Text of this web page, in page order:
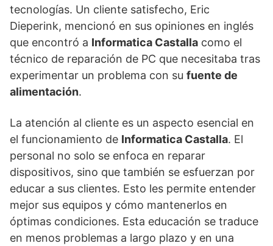
tecnologías. Un cliente satisfecho, Eric
Dieperink, mencionó en sus opiniones en inglés
que encontró a Informatica Castalla como el
técnico de reparación de PC que necesitaba tras
experimentar un problema con su fuente de
alimentación.
La atención al cliente es un aspecto esencial en
el funcionamiento de Informatica Castalla. El
personal no solo se enfoca en reparar
dispositivos, sino que también se esfuerzan por
educar a sus clientes. Esto les permite entender
mejor sus equipos y cómo mantenerlos en
óptimas condiciones. Esta educación se traduce
en menos problemas a largo plazo y en una